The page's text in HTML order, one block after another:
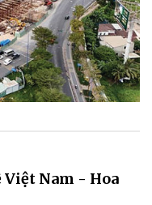
Việt Nam - Hoa